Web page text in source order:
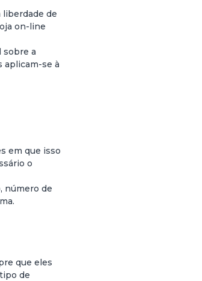
liberdade de
on-line
sobre a
aplicam-se à
em que isso
o
número de
que eles
de